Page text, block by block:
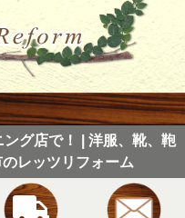
グ店で！ | 洋服、靴、鞄
レッツリフォーム